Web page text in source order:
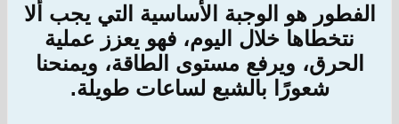
الفطور هو الوجبة الأساسية التي يجب ألا
نتخطاها خلال اليوم، فهو يعزز عملية
الحرق، ويرفع مستوى الطاقة، ويمنحنا
شعورًا بالشبع لساعات طويلة.